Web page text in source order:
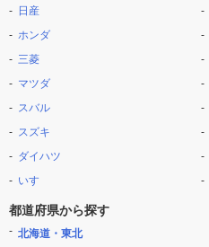
日産
ホンダ
三菱
マツダ
スバル
スズキ
ダイハツ
いすゞ
都道府県から探す
北海道・東北